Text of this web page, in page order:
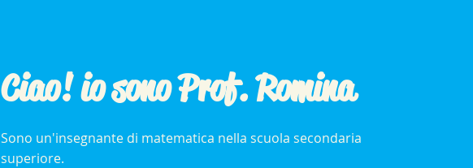
Ciao! io sono Prof. Romina
Sono un'insegnante di matematica nella scuola secondaria
superiore.